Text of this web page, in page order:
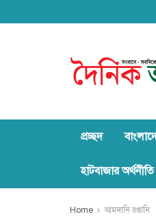
প্রচ্ছদ
হাটবাজার অর্থনীতি
Home আমদানি রপ্তানি